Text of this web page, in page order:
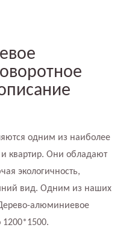
одним из наиболее
квартир. Они обладают
экологичность,
вид. Одним из наших
алюминиевое
1200*1500.